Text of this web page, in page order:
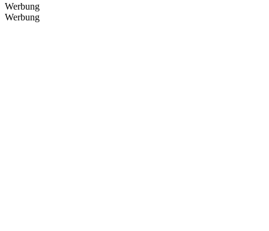
Werbung
Werbung